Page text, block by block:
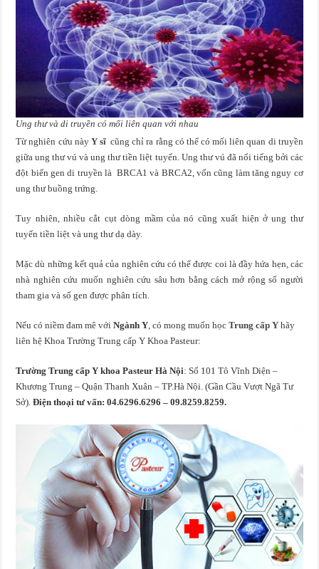
Ung thư và di truyền có mối liên quan với nhau
Từ nghiên cứu này Y sĩ cũng chỉ ra rằng có thể có mối liên quan di truyền
giữa ung thư vú và ung thư tiền liệt tuyến. Ung thư vú đã nổi tiếng bởi các
đột biến gen di truyền là BRCA1 và BRCA2, vốn cũng làm tăng nguy cơ
ung thư buồng trứng.
Tuy nhiên, nhiều cắt cụt dòng mầm của nó cũng xuất hiện ở ung thư
tuyến tiền liệt và ung thư dạ dày.
Mặc dù những kết quả của nghiên cứu có thể được coi là đầy hứa hẹn, các
nhà nghiên cứu muốn nghiên cứu sâu hơn bằng cách mở rộng số người
tham gia và số gen được phân tích.
Nếu có niềm đam mê vớiNgành Y , có mong muốn họcTrung cấp Y hãy
liên hệ Khoa Trường Trung cấp Y Khoa Pasteur:
Trường Trung cấp Y khoa Pasteur Hà Nội: Số 101 Tô Vĩnh Diện –
Khương Trung – Quận Thanh Xuân – TP.Hà Nội. (Gần Cầu Vượt Ngã Tư
Sở).Điện thoại tư vấn: 04.6296.6296 – 09.8259.8259.